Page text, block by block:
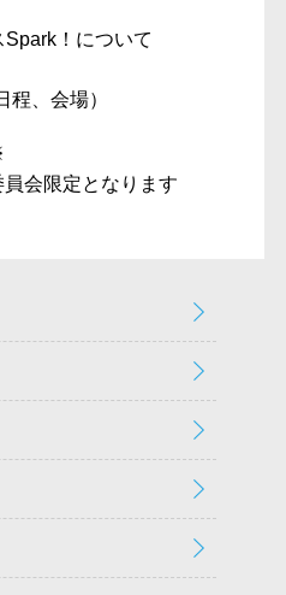
！について
程、会場）
会限定となります